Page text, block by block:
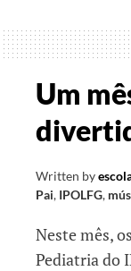
Um
Written by
Pai, IPOLFG,
Neste mês,
Pediatria do